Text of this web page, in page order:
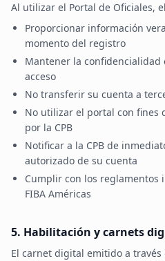
Al utilizar el Portal de Oficiales,
Proporcionar información
momento del registro
Mantener la confidencialidad
acceso
No transferir su cuenta a
No utilizar el portal con fines
por la CPB
Notificar a la CPB de
autorizado de su cuenta
Cumplir con los reglamentos
FIBA Américas
5. Habilitación y carnets
El carnet digital emitido a